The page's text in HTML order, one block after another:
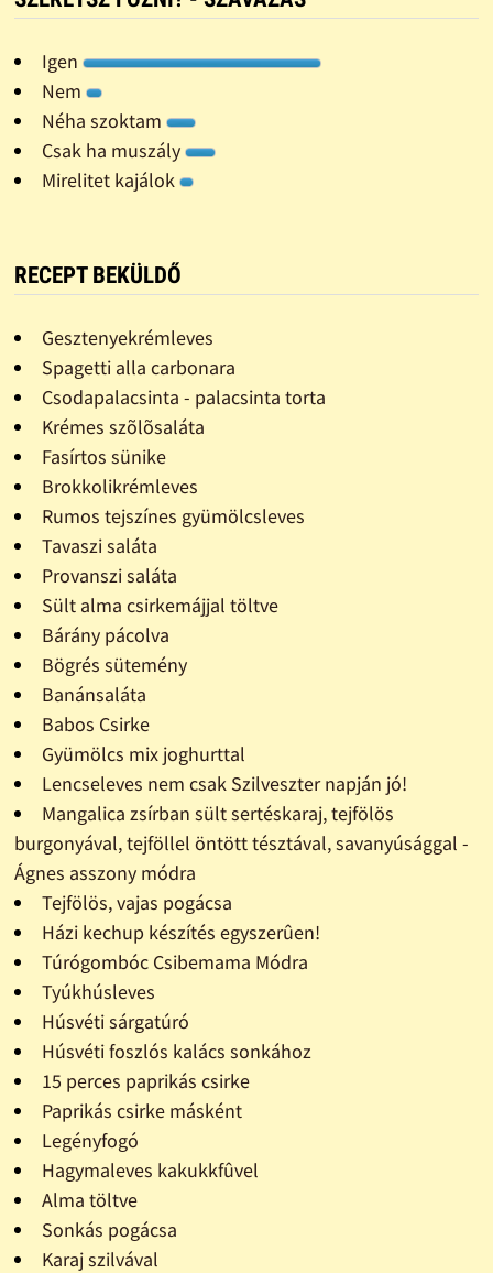
Igen
Nem
Néha szoktam
Csak ha muszály
Mirelitet kajálok
RECEPT BEKÜLDŐ
Gesztenyekrémleves
Spagetti alla carbonara
Csodapalacsinta - palacsinta torta
Krémes szõlõsaláta
Fasírtos sünike
Brokkolikrémleves
Rumos tejszínes gyümölcsleves
Tavaszi saláta
Provanszi saláta
Sült alma csirkemájjal töltve
Bárány pácolva
Bögrés sütemény
Banánsaláta
Babos Csirke
Gyümölcs mix joghurttal
Lencseleves nem csak Szilveszter napján jó!
Mangalica zsírban sült sertéskaraj, tejfölös
burgonyával, tejföllel öntött tésztával, savanyúsággal -
Ágnes asszony módra
Tejfölös, vajas pogácsa
Házi kechup készítés egyszerûen!
Túrógombóc Csibemama Módra
Tyúkhúsleves
Húsvéti sárgatúró
Húsvéti foszlós kalács sonkához
15 perces paprikás csirke
Paprikás csirke másként
Legényfogó
Hagymaleves kakukkfûvel
Alma töltve
Sonkás pogácsa
Karaj szilvával